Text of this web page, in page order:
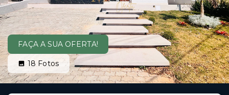
FAÇA A SUA OFERTA!
18 Fotos